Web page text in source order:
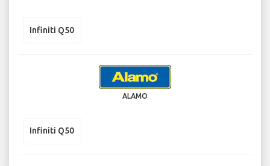
Infiniti Q50
ALAMO
Infiniti Q50